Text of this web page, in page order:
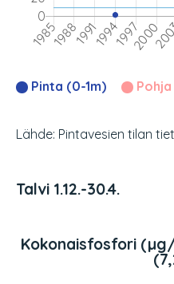
Pinta (0-1m)
Lähde: Pintavesien tilan
Talvi 1.12.-30.4.
Kokonaisfosfori